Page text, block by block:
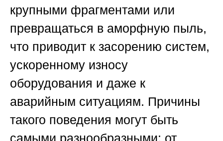
крупными фрагментами или
превращаться в аморфную пыль,
что приводит к засорению систем,
ускоренному износу
оборудования и даже к
аварийным ситуациям. Причины
такого поведения могут быть
самыми разнообразными: от